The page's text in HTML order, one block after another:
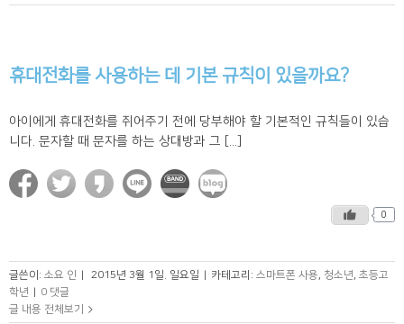
휴대전화를 사용하는 데 기본 규칙이 있을까요?
아이에게 휴대전화를 쥐어주기 전에 당부해야 할 기본적인 규칙들이 있습
니다. 문자할 때 문자를 하는 상대방과 그 [...]
0
글쓴이: 소요 인 | 2015년 3월 1일. 일요일 | 카테고리: 스마트폰 사용, 청소년, 초등고
학년 | 0 댓글
글 내용 전체보기